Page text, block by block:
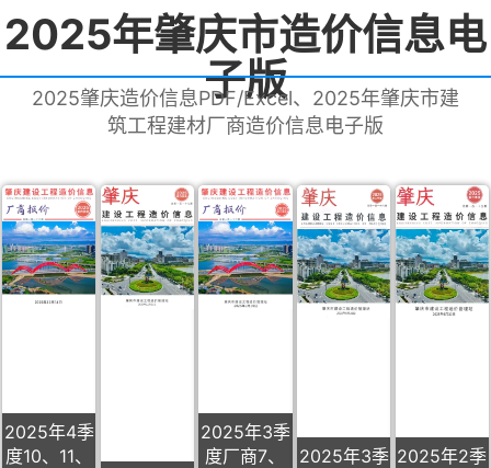
2025年肇庆市造价信息电
子版
2025肇庆造价信息PDF/Excel、2025年肇庆市建
筑工程建材厂商造价信息电子版
2025年4季
度10、11、
2025年3季
度厂商7、
2025年3季 2025年2季